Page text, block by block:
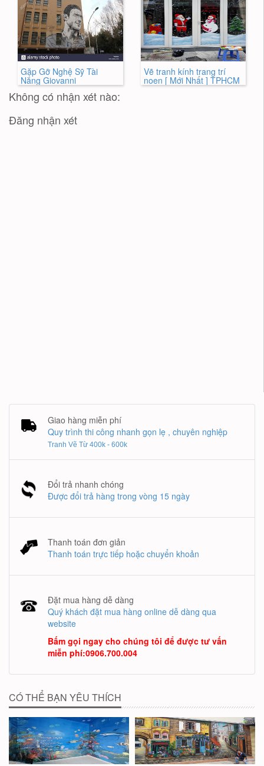
Gặp Gỡ Nghệ Sỹ Tài
Năng Giovanni
Vẽ tranh kính trang trí
noen [ Mới Nhất ] TPHCM
Không có nhận xét nào:
Đăng nhận xét
Giao hàng miễn phí
Quy trình thi công nhanh gọn lẹ , chuyên nghiệp
Tranh Vẽ Từ 400k - 600k
Đổi trả nhanh chóng
Được đổi trả hàng trong vòng 15 ngày
Thanh toán đơn giản
Thanh toán trực tiếp hoặc chuyển khoản
Đặt mua hàng dễ dàng
Quý khách đặt mua hàng online dễ dàng qua
website
Bấm gọi ngay cho chúng tôi để được tư vấn
miễn phí:0906.700.004
CÓ THỂ BẠN YÊU THÍCH